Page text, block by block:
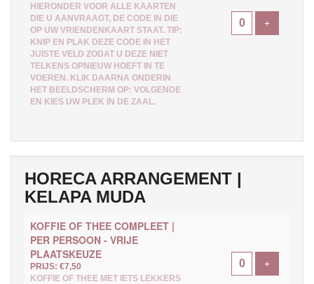
HIERONDER VOOR ALLE KAARTEN
DIE U AANVRAAGT, DE CODE IN DIE
OP UW VRIENDENKAART STAAT. TIP:
KNIP EN PLAK DEZE CODE IN HET
JUISTE VELD ZODAT U DEZE NIET
TELKENS OPNIEUW HOEFT IN TE
VOEREN. KLIK DAARNA ONDERIN
HET BEELDSCHERM OP: VOLGENDE
EN KIES UW PLEK IN DE ZAAL.
+Voeg
HORECA ARRANGEMENT |
KELAPA MUDA
KOFFIE OF THEE COMPLEET |
PER PERSOON - VRIJE
PLAATSKEUZE
PRIJS: €7,50
KOFFIE OF THEE MET IETS LEKKERS
+Voeg